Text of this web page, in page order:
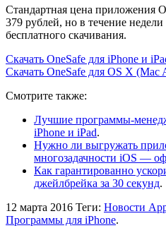
Стандартная цена приложения
379 рублей, но в течение
бесплатного скачивания.
Скачать OneSafe для iPhone и
Скачать OneSafe для OS X (Mac
Смотрите также:
Лучшие программы-
iPhone и iPad.
Нужно ли выгружать
многозадачности iOS —
Как гарантированно
джейлбрейка за 30 секунд.
12 марта 2016 Теги: Новости
Программы для iPhone.